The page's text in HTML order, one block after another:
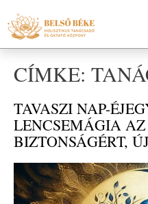
CÍMKE:
TAVASZI NAP-
LENCSEMÁGIA AZ
BIZTONSÁGÉRT,